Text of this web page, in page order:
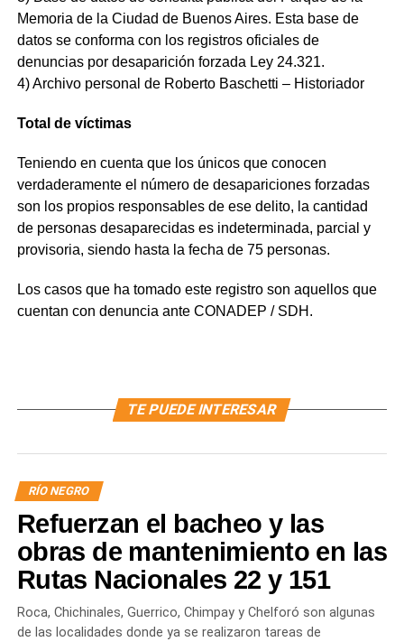
Memoria de la Ciudad de Buenos Aires. Esta base de
datos se conforma con los registros oficiales de
denuncias por desaparición forzada Ley 24.321.
4) Archivo personal de Roberto Baschetti – Historiador
Total de víctimas
Teniendo en cuenta que los únicos que conocen
verdaderamente el número de desapariciones forzadas
son los propios responsables de ese delito, la cantidad
de personas desaparecidas es indeterminada, parcial y
provisoria, siendo hasta la fecha de 75 personas.
Los casos que ha tomado este registro son aquellos que
cuentan con denuncia ante CONADEP / SDH.
TE PUEDE INTERESAR
RÍO NEGRO
Refuerzan el bacheo y las
obras de mantenimiento en las
Rutas Nacionales 22 y 151
Roca, Chichinales, Guerrico, Chimpay y Chelforó son algunas
de las localidades donde ya se realizaron tareas de